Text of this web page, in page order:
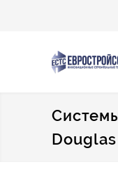
Douglas